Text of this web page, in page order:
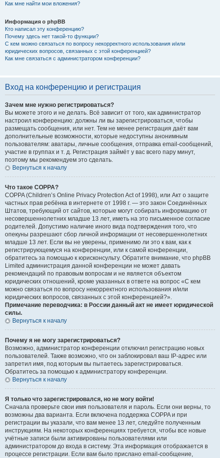
Как мне найти мои вложения?
Информация о phpBB
Кто написал эту конференцию?
Почему здесь нет такой-то функции?
С кем можно связаться по вопросу некорректного использования и/или
юридических вопросов, связанных с этой конференцией?
Как мне связаться с администратором конференции?
Вход на конференцию и регистрация
Зачем мне нужно регистрироваться?
Вы можете этого и не делать. Всё зависит от того, как администратор
настроил конференцию: должны ли вы зарегистрироваться, чтобы
размещать сообщения, или нет. Тем не менее регистрация даёт вам
дополнительные возможности, которые недоступны анонимным
пользователям: аватары, личные сообщения, отправка email-сообщений,
участие в группах и т. д. Регистрация займёт у вас всего пару минут,
поэтому мы рекомендуем это сделать.
Вернуться к началу
Что такое COPPA?
COPPA (Children’s Online Privacy Protection Act of 1998), или Акт о защите
частных прав ребёнка в интернете от 1998 г. — это закон Соединённых
Штатов, требующий от сайтов, которые могут собирать информацию от
несовершеннолетних младше 13 лет, иметь на это письменное согласие
родителей. Допустимо наличие иного вида подтверждения того, что
опекуны разрешают сбор личной информации от несовершеннолетних
младше 13 лет. Если вы не уверены, применимо ли это к вам, как к
регистрирующемуся на конференции, или к самой конференции,
обратитесь за помощью к юрисконсульту. Обратите внимание, что phpBB
Limited администрация данной конференции не может давать
рекомендаций по правовым вопросам и не является объектом
юридических отношений, кроме указанных в ответе на вопрос «С кем
можно связаться по вопросу некорректного использования и/или
юридических вопросов, связанных с этой конференцией?».
Примечание переводчика: в России данный акт не имеет юридической
силы.
Вернуться к началу
Почему я не могу зарегистрироваться?
Возможно, администратор конференции отключил регистрацию новых
пользователей. Также возможно, что он заблокировал ваш IP-адрес или
запретил имя, под которым вы пытаетесь зарегистрироваться.
Обратитесь за помощью к администратору конференции.
Вернуться к началу
Я только что зарегистрировался, но не могу войти!
Сначала проверьте свои имя пользователя и пароль. Если они верны, то
возможны два варианта. Если включена поддержка COPPA и при
регистрации вы указали, что вам менее 13 лет, следуйте полученным
инструкциям. На некоторых конференциях требуется, чтобы все новые
учётные записи были активированы пользователями или
администратором до входа в систему. Эта информация отображается в
процессе регистрации. Если вам было прислано email-сообщение,